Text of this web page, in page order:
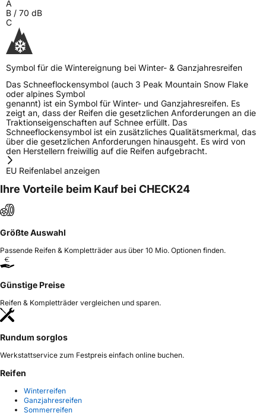
A
B / 70 dB
C
Symbol für die Wintereignung bei Winter- & Ganzjahresreifen
Das Schneeflockensymbol (auch 3 Peak Mountain Snow Flake
oder alpines Symbol
genannt) ist ein Symbol für Winter- und Ganzjahresreifen. Es
zeigt an, dass der Reifen die gesetzlichen Anforderungen an die
Traktionseigenschaften auf Schnee erfüllt. Das
Schneeflockensymbol ist ein zusätzliches Qualitätsmerkmal, das
über die gesetzlichen Anforderungen hinausgeht. Es wird von
den Herstellern freiwillig auf die Reifen aufgebracht.
EU Reifenlabel anzeigen
Ihre Vorteile beim Kauf bei CHECK24
Größte Auswahl
Passende Reifen & Kompletträder aus über 10 Mio. Optionen finden.
Günstige Preise
Reifen & Kompletträder vergleichen und sparen.
Rundum sorglos
Werkstattservice zum Festpreis einfach online buchen.
Reifen
Winterreifen
Ganzjahresreifen
Sommerreifen